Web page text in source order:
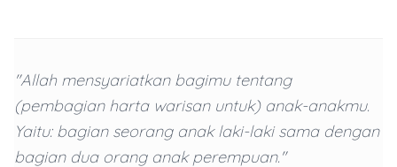
"Allah mensyariatkan bagimu tentang
(pembagian harta warisan untuk) anak-anakmu.
Yaitu: bagian seorang anak laki-laki sama dengan
bagian dua orang anak perempuan."